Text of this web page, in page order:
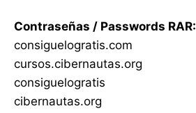
Contraseñas / Passwords RAR:
consiguelogratis.com
cursos.cibernautas.org
consiguelogratis
cibernautas.org